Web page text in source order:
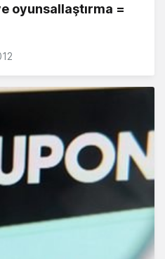
oyunsallaştırma =